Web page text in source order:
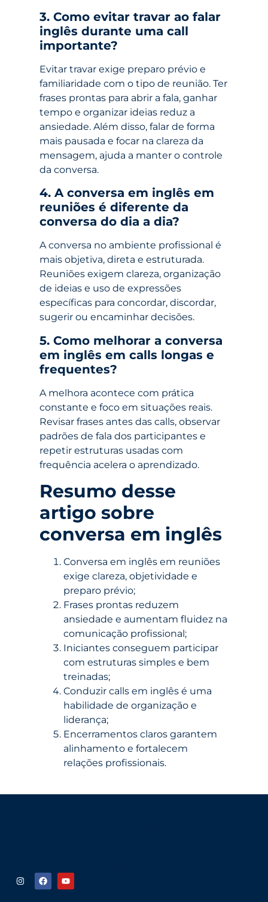
3. Como evitar travar ao falar
inglês durante uma call
importante?
Evitar travar exige preparo prévio e
familiaridade com o tipo de reunião. Ter
frases prontas para abrir a fala, ganhar
tempo e organizar ideias reduz a
ansiedade. Além disso, falar de forma
mais pausada e focar na clareza da
mensagem, ajuda a manter o controle
da conversa.
4. A conversa em inglês em
reuniões é diferente da
conversa do dia a dia?
A conversa no ambiente profissional é
mais objetiva, direta e estruturada.
Reuniões exigem clareza, organização
de ideias e uso de expressões
específicas para concordar, discordar,
sugerir ou encaminhar decisões.
5. Como melhorar a conversa
em inglês em calls longas e
frequentes?
A melhora acontece com prática
constante e foco em situações reais.
Revisar frases antes das calls, observar
padrões de fala dos participantes e
repetir estruturas usadas com
frequência acelera o aprendizado.
Resumo desse
artigo sobre
conversa em inglês
Conversa em inglês em reuniões
exige clareza, objetividade e
preparo prévio;
Frases prontas reduzem
ansiedade e aumentam fluidez na
comunicação profissional;
Iniciantes conseguem participar
com estruturas simples e bem
treinadas;
Conduzir calls em inglês é uma
habilidade de organização e
liderança;
Encerramentos claros garantem
alinhamento e fortalecem
relações profissionais.